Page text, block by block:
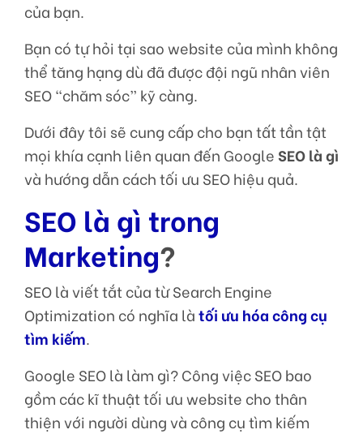
của bạn.
Bạn có tự hỏi tại sao website của mình không
thể tăng hạng dù đã được đội ngũ nhân viên
SEO “chăm sóc” kỹ càng.
Dưới đây tôi sẽ cung cấp cho bạn tất tần tật
mọi khía cạnh liên quan đến GoogleSEO là gì
và hướng dẫn cách tối ưu SEO hiệu quả.
SEO là gì trong
Marketing?
SEO là viết tắt của từ Search Engine
Optimization có nghĩa làtối ưu hóa công cụ
tìm kiếm.
Google SEO là làm gì? Công việc SEO bao
gồm các kĩ thuật tối ưu website cho thân
thiện với người dùng và công cụ tìm kiếm